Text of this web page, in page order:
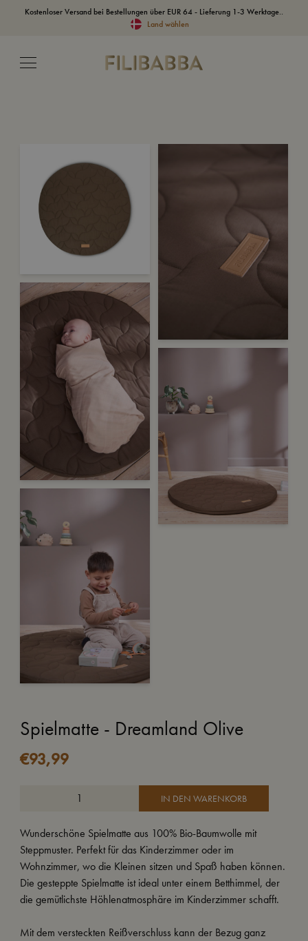
Kostenloser Versand bei Bestellungen über EUR 64 - Lieferung 1-3 Werktage..
Land wählen
Spielmatte - Dreamland Olive
€93,99
IN DEN WARENKORB
Wunderschöne Spielmatte aus 100% Bio-Baumwolle mit
Steppmuster. Perfekt für das Kinderzimmer oder im
Wohnzimmer, wo die Kleinen sitzen und Spaß haben können.
Die gesteppte Spielmatte ist ideal unter einem Betthimmel, der
die gemütlichste Höhlenatmosphäre im Kinderzimmer schafft.
Mit dem versteckten Reißverschluss kann der Bezug ganz